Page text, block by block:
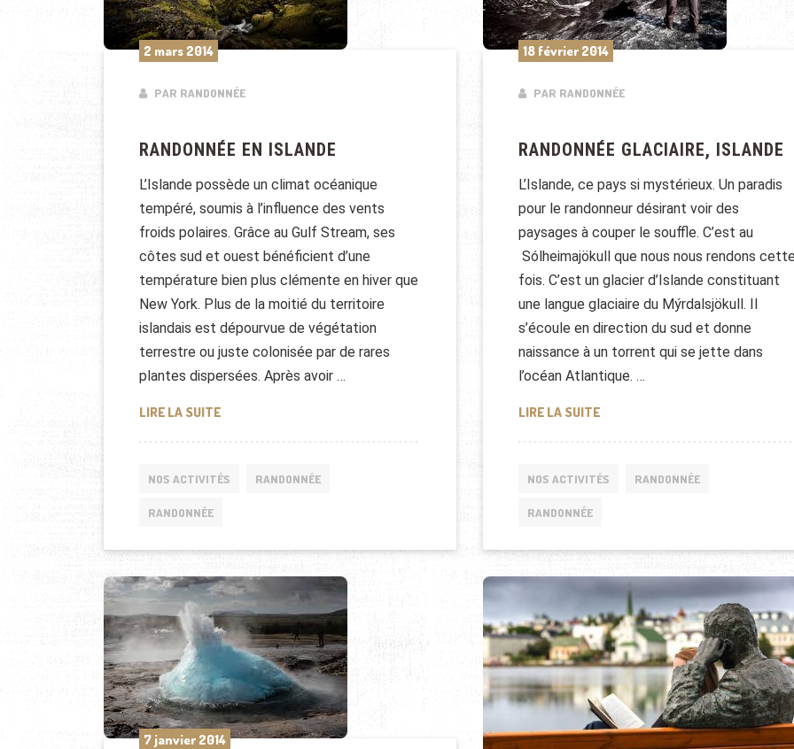
2 mars 2014
PAR RANDONNÉE
RANDONNÉE EN ISLANDE
L’Islande possède un climat océanique
tempéré, soumis à l’influence des vents
froids polaires. Grâce au Gulf Stream, ses
côtes sud et ouest bénéficient d’une
température bien plus clémente en hiver que
New York. Plus de la moitié du territoire
islandais est dépourvue de végétation
terrestre ou juste colonisée par de rares
plantes dispersées. Après avoir …
LIRE LA SUITERANDONNÉE EN ISLANDE
NOS ACTIVITÉS RANDONNÉE
RANDONNÉE
18 février 2014
PAR RANDONNÉE
RANDONNÉE GLACIAIRE, ISLANDE
L’Islande, ce pays si mystérieux. Un paradis
pour le randonneur désirant voir des
paysages à couper le souffle. C’est au
Sólheimajökull que nous nous rendons
fois. C’est un glacier d’Islande constituant
une langue glaciaire du Mýrdalsjökull. Il
s’écoule en direction du sud et donne
naissance à un torrent qui se jette dans
l’océan Atlantique. …
LIRE LA SUITERANDONNÉE GLACIAIRE, ISLANDE
NOS ACTIVITÉS RANDONNÉE
RANDONNÉE
7 janvier 2014